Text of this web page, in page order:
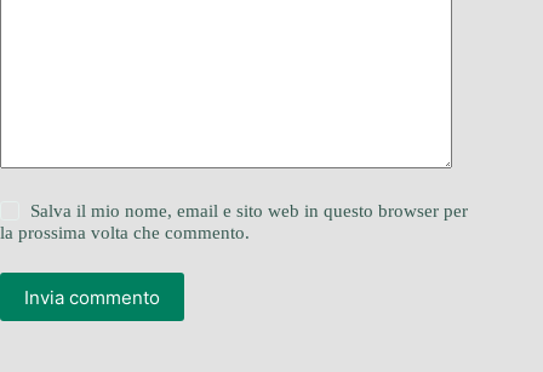
Salva il mio nome, email e sito web in questo browser per
la prossima volta che commento.
Invia commento